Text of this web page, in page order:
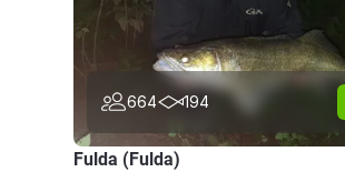
664 194
Fulda (Fulda)